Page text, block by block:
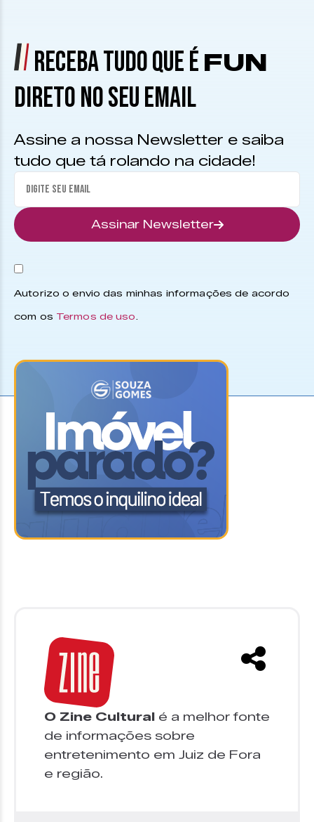
RECEBA TUDO QUE É FUN
DIRETO NO SEU EMAIL
Assine a nossa Newsletter e saiba
tudo que tá rolando na cidade!
Assinar Newsletter
Autorizo o envio das minhas informações de acordo
com os Termos de uso.
O Zine Cultural é a melhor fonte
de informações sobre
entretenimento em Juiz de Fora
e região.